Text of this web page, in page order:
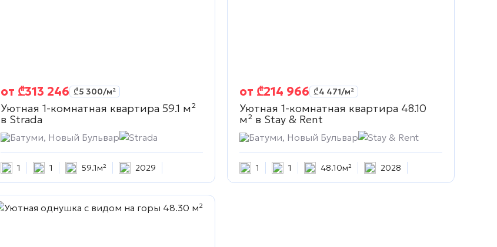
от ₾313 246 ₾5 300/м²
Уютная 1-комнатная квартира 59.1 м²
в Strada
Батуми, Новый Бульвар Strada
1 1 59.1м² 2029
от ₾214 966 ₾4 471/м²
Уютная 1-комнатная квартира 48.10
м² в Stay & Rent
Батуми, Новый Бульвар Stay & Rent
1 1 48.10м² 2028